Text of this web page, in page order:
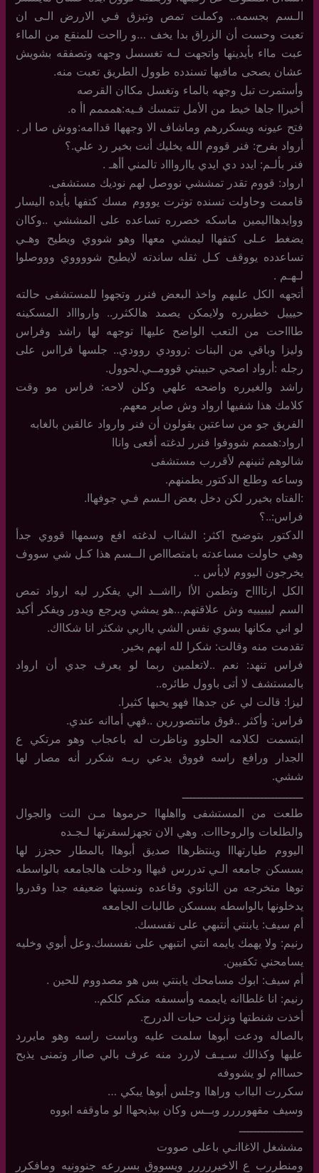
الـسم بجسمه.. وكملت تمص وتبزق فـي الاررض الـى ان
تعبت وحست أن الزراق بدا يخف …و رااحت للمنقع من المااء
عبت مااء بأيدينها واتجهت لـه تغسسل وجهه وتصفقه بشويش
عشان يصحى مافيها تسندده طوول الطريق تعبت منه.
وأستمرت تبل وجهه بالماء وتغسل مكاان القرصه
أخيراا جاها خيط من الأمل تتمسك فـيه:همممم اأ ه.
فتح عيونه ويسكررهم وماشاف الا وجههاا قداامه:ووش صا ار .
أرواد بفرح: فنر قووم الله يخليك أنت بخير رد علي.؟
فنر بألـم: ايدد دي ايدي ياارواااد تالمني أأهـ .
ارواد: قووم تقدر تمششي نووصل لهم نوديك مستشفى.
قاممت وحاولت تسنده توترت يوووم مسك كتفها بأيده اليسار
ووايدهااليمين ماسكه خصرره تساعده على المششي ..وكاان
يضغط عـلى كتفهاا ليمشي معهاا وهو شووي ويطيح وهـي
تساعدده يووقف كـل ثقله ساندته لايطيح شووووي وووصلوا
لـهـم .
أتجهه الكل عليهم واخذ البعض فنرر وتجهوا للمستشفى حالته
حيييل خطيرره ولايمكن يصمد هالكثرر.. وارواااد المسكينه
طاااحت من التعب الواضح عليهاا توجهه لها راشد وفراس
وليزا وباقي من البنات :روودي روودي.. جلسها فرااس على
رجله :أرواد اصحي حبيبتي قوومــي.لحوول.
راشد والغيرره واضحه علهي وكلن لاحه: فراس مو وقت
كلامك هذا شفيها ارواد وش صاير معهم.
الفريق جو من ساعتين يقولون أن فنر وارواد عالقين بالغابه
ارواد:هممم شووفوا فنرر لدغته أفعى واناا
شالوهم ثنينهم لأقررب مستشفى
وساعه وطلع الدكتور يطمنهم.
:الفتاه بخيرر لكن دخل بعض الـسم فـي جوفهاا.
فراس:..؟
الدكتور بتوضيح اكثر: الشااب لدغته افع وسمهاا قووي جدأ
وهي حاولت مساعدته بامتصاااص الــسم هذا كـل شي سووف
يخرجون اليووم لابأس ..
الكل ارتااااح وتطمن الأا رااشــد الي يفكرر ليه ارواد تمص
السم ليييييه وش علاقتهم…هو يمشي ويرجع ويدور ويفكر أكيد
لو اني مكانها بسوي نفس الشي يااربي شكثر انا شكااك.
تقدمت منه وقالت: شكرا لله انهم بخير.
فراس تنهد: نعم ..لاتعلمين ربما لو يعرف جدي أن ارواد
بالمستشف لا أتى باوول طائره..
ليزا: قالت لي عن جدهاا فهو يحبها كثيرا.
فراس: وأكثر ..فوق ماتتصوررين ..فهي أماانه عندي.
ابتسمت لكلامه الحلوو وناظرت له باعجاب وهو مرتكي ع
الجدار ورافع راسه فووق يدعي ربـه شكرر أنه مصار لها
ششي.
ــــــــــــــــــــــــــــــــــ
طلعت من المستشفى وااهلهاا حرموها مـن النت والجوال
والطلعات والروحااات. وهي الان تجهزلسفرتها لـجـده
اليووم طيارتهااا وينتظرهاا صديق أبوهاا بالمطار حجزز لها
بسسكن جامعه الـي تدررس فيهاا ودخلت هالجامعه بالواسطه
توها متخرجه من الثانوي وقاعده ونسبتها ضعيفه جدا وقدروا
يدخلونها بالواسطه بسسكن طالبات الجامعه
أم سيف: يابنتي أنتبهي على نفسسك.
رنيم: ولا يهمك يايمه انتي انتبهي على نفسسك.وعل أبوي وخليه
يسامحني تكفيين.
أم سيف: ابوك مسامحك يابنتي بس هو مصدووم للحين .
رنيم: انا غلطاانه يايممه وأسسفه منكم كلكم..
أخذت شنطتها ونزلت حبات الدررج.
بالصاله ودعت أبوها سلمت عليه وباست راسه وهو مايررد
عليها وكذالك سـيـف لاررد منه عرف بالي صاار وتمنى يذبح
حسااام لو يشووفه
سكررت البااب وراهاا وجلس أبوها يبكي …
وسيف مقهورررر وبــس وكان بيذبحهاا لو ماوقفه ابووه
ــــــــــــــــــ
مششغل الاغاانـي باعلى صووت
ومنطررب ع الاخيررررر ويسووق بسررعه جنوونيه ومافكرر